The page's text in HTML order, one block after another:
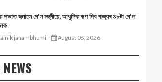
সভাত জনালে ৰে'ল মন্ত্ৰীয়ে, আধুনিক ৰূপ দিব ৰাজ্যৰ ৪৮টা ৰে'ল
janambhumi August 08, 2026